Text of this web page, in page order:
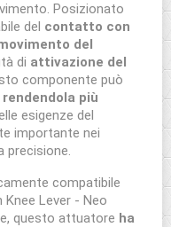
Posizionato
del contatto con
del
di attivazione del
componente può
più
esigenze del
importante nei
precisione.
compatibile
Lever - Neo
questo attuatore ha